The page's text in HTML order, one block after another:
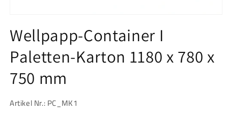
in
Modal
Wellpapp-Container I
Paletten-Karton 1180 x 780 x
750 mm
Artikel Nr.: PC_MK1